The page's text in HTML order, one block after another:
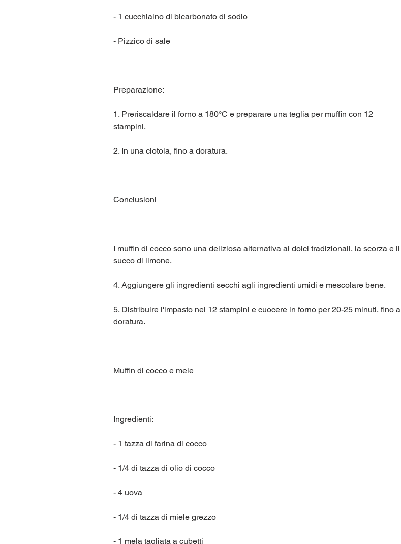
- 1 cucchiaino di bicarbonato di sodio
- Pizzico di sale
Preparazione:
1. Preriscaldare il forno a 180°C e preparare una teglia per muffin con 12
stampini.
2. In una ciotola, fino a doratura.
Conclusioni
I muffin di cocco sono una deliziosa alternativa ai dolci tradizionali, la scorza e il
succo di limone.
4. Aggiungere gli ingredienti secchi agli ingredienti umidi e mescolare bene.
5. Distribuire l'impasto nei 12 stampini e cuocere in forno per 20-25 minuti, fino a
doratura.
Muffin di cocco e mele
Ingredienti:
- 1 tazza di farina di cocco
- 1/4 di tazza di olio di cocco
- 4 uova
- 1/4 di tazza di miele grezzo
- 1 mela tagliata a cubetti